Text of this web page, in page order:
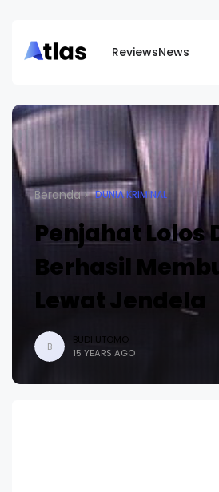
ReviewsNews
Beranda DUNIA KRIMINAL
Penjahat Lolos
Berhasil
Lewat Jendela
B
BUDI UTOMO
15 YEARS AGO